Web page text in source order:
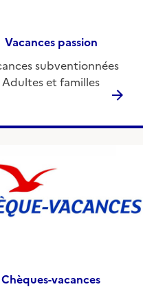
Vacances passion
subventionnées
Adultes et familles
Chèques-vacances